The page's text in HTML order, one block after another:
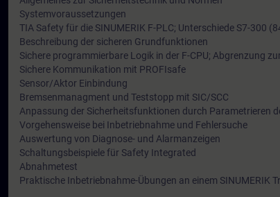
Systemvoraussetzungen
TIA Safety für die SINUMERIK F-PLC; Unterschiede S7-300
Beschreibung der sicheren Grundfunktionen
Sichere programmierbare Logik in der F-CPU; Abgrenzung
Sichere Kommunikation mit PROFIsafe
Sensor/Aktor Einbindung
Bremsenmanagment und Teststopp mit SIC/SCC
Anpassung der Sicherheitsfunktionen durch Parametrieren
Vorgehensweise bei Inbetriebnahme und Fehlersuche
Auswertung von Diagnose- und Alarmanzeigen
Schaltungsbeispiele für Safety Integrated
Abnahmetest
Praktische Inbetriebnahme-Übungen an einem SINUMERIK